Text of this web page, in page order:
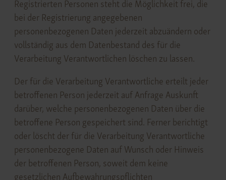
Registrierten Personen steht die Möglichkeit frei, die
bei der Registrierung angegebenen
personenbezogenen Daten jederzeit abzuändern oder
vollständig aus dem Datenbestand des für die
Verarbeitung Verantwortlichen löschen zu lassen.
Der für die Verarbeitung Verantwortliche erteilt jeder
betroffenen Person jederzeit auf Anfrage Auskunft
darüber, welche personenbezogenen Daten über die
betroffene Person gespeichert sind. Ferner berichtigt
oder löscht der für die Verarbeitung Verantwortliche
personenbezogene Daten auf Wunsch oder Hinweis
der betroffenen Person, soweit dem keine
gesetzlichen Aufbewahrungspflichten